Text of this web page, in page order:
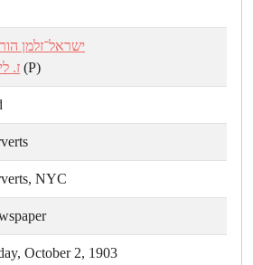
ישראל־זלמן
ז. (P)
NYC
October 2, 1903